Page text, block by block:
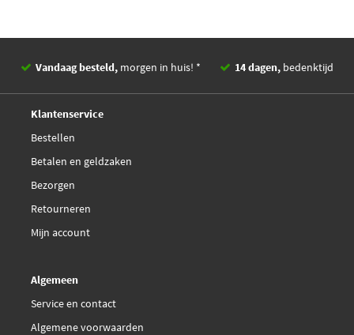
Vandaag besteld, morgen in huis! * 14 dagen, bedenktijd
Klantenservice
Bestellen
Betalen en geldzaken
Bezorgen
Retourneren
Mijn account
Algemeen
Service en contact
Algemene voorwaarden